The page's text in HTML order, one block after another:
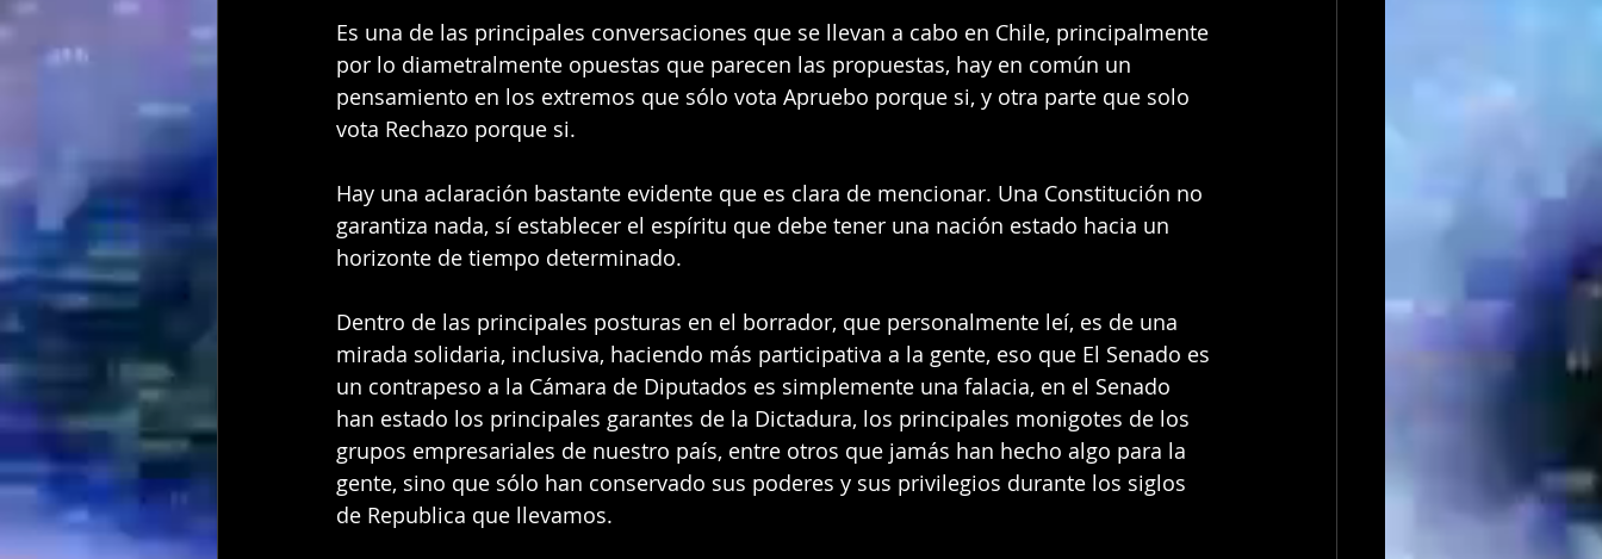
Es una de las principales conversaciones que se llevan a cabo en Chile, principalmente
por lo diametralmente opuestas que parecen las propuestas, hay en común un
pensamiento en los extremos que sólo vota Apruebo porque si, y otra parte que solo
vota Rechazo porque si.
Hay una aclaración bastante evidente que es clara de mencionar. Una Constitución no
garantiza nada, sí establecer el espíritu que debe tener una nación estado hacia un
horizonte de tiempo determinado.
Dentro de las principales posturas en el borrador, que personalmente leí, es de una
mirada solidaria, inclusiva, haciendo más participativa a la gente, eso que El Senado es
un contrapeso a la Cámara de Diputados es simplemente una falacia, en el Senado
han estado los principales garantes de la Dictadura, los principales monigotes de los
grupos empresariales de nuestro país, entre otros que jamás han hecho algo para la
gente, sino que sólo han conservado sus poderes y sus privilegios durante los siglos
de Republica que llevamos.